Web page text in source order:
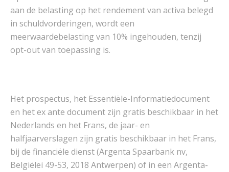
aan de belasting op het rendement van activa belegd
in schuldvorderingen, wordt een
meerwaardebelasting van 10% ingehouden, tenzij
opt-out van toepassing is.
Het prospectus, het Essentiële-Informatiedocument
en het ex ante document zijn gratis beschikbaar in het
Nederlands en het Frans, de jaar- en
halfjaarverslagen zijn gratis beschikbaar in het Frans,
bij de financiële dienst (Argenta Spaarbank nv,
Belgiëlei 49-53, 2018 Antwerpen) of in een Argenta-